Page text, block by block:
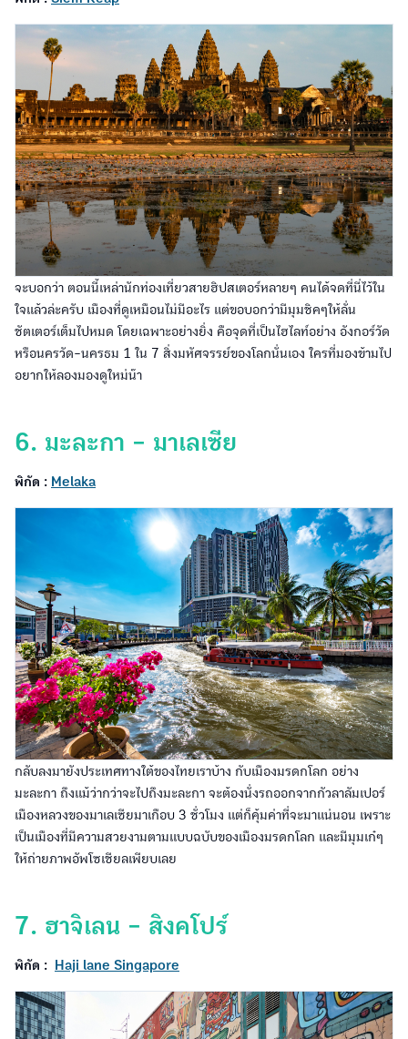
จะบอกว่า ตอนนี้เหล่านักท่องเที่ยวสายฮิปสเตอร์หลายๆ คนได้จดที่นี่ไว้ใน
ใจแล้วล่ะครับ เมืองที่ดูเหมือนไม่มีอะไร แต่ขอบอกว่ามีมุมชิคๆให้ลั่น
ชัตเตอร์เต็มไปหมด โดยเฉพาะอย่างยิ่ง คือจุดที่เป็นไฮไลท์อย่าง อังกอร์วัด
หรือนครวัด-นครธม 1 ใน 7 สิ่งมหัศจรรย์ของโลกนั่นเอง ใครที่มองข้ามไป
อยากให้ลองมองดูใหม่น๊า
6. มะละกา - มาเลเซีย
พิกัด : Melaka
กลับลงมายังประเทศทางใต้ของไทยเราบ้าง กับเมืองมรดกโลก อย่าง
มะละกา ถึงแม้ว่ากว่าจะไปถึงมะละกา จะต้องนั่งรถออกจากกัวลาลัมเปอร์
เมืองหลวงของมาเลเซียมาเกือบ 3 ชั่วโมง แต่ก็คุ้มค่าที่จะมาแน่นอน เพราะ
เป็นเมืองที่มีความสวยงามตามแบบฉบับของเมืองมรดกโลก และมีมุมเก๋ๆ
ให้ถ่ายภาพอัพโซเชียลเพียบเลย
7. ฮาจิเลน - สิงคโปร์
พิกัด : Haji lane Singapore